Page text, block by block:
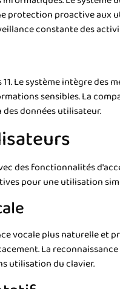
proactive aux
constante des
Le système intègre des
sensibles. La
données utilisateur.
des fonctionnalités
pour une utilisation
plus naturelle et
La
utilisation du clavier.